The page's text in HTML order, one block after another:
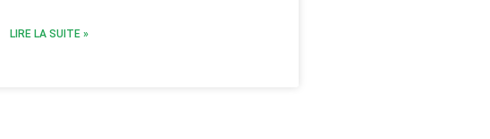
LIRE LA SUITE »